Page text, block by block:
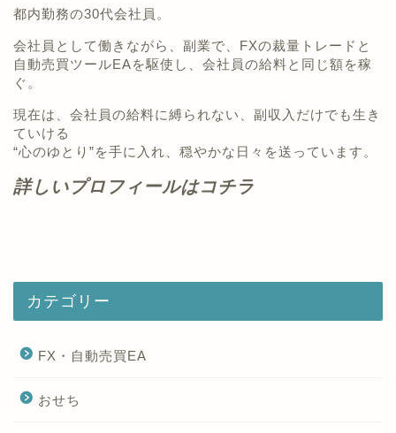
都内勤務の30代会社員。
会社員として働きながら、副業で、FXの裁量トレードと
自動売買ツールEAを駆使し、会社員の給料と同じ額を稼
ぐ。
現在は、会社員の給料に縛られない、副収入だけでも生き
ていける
“心のゆとり”を手に入れ、穏やかな日々を送っています。
詳しいプロフィールはコチラ
カテゴリー
FX・自動売買EA
おせち